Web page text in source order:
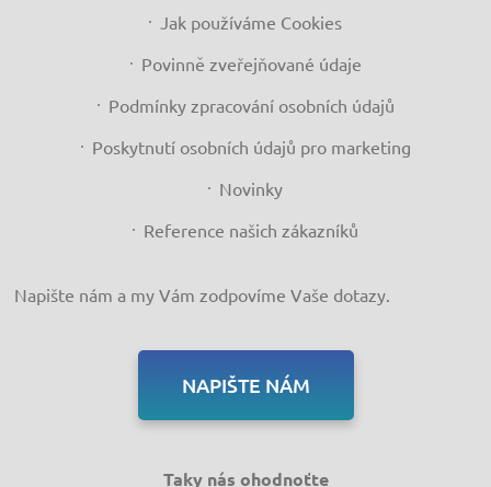
Jak používáme Cookies
Povinně zveřejňované údaje
Podmínky zpracování osobních údajů
Poskytnutí osobních údajů pro marketing
Novinky
Reference našich zákazníků
Napište nám a my Vám zodpovíme Vaše dotazy.
NAPIŠTE NÁM
Taky nás ohodnoťte